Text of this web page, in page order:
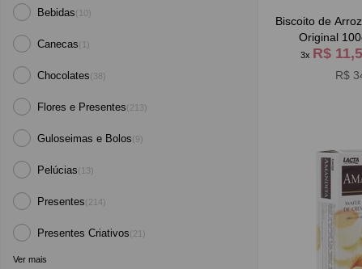
Bebidas(10)
Canecas(1)
Chocolates(38)
Flores e Presentes(213)
Guloseimas e Bolos(9)
Pelúcias(13)
Presentes(214)
Presentes Criativos(21)
Ver mais
Biscoito de
Original
3x R$
R$